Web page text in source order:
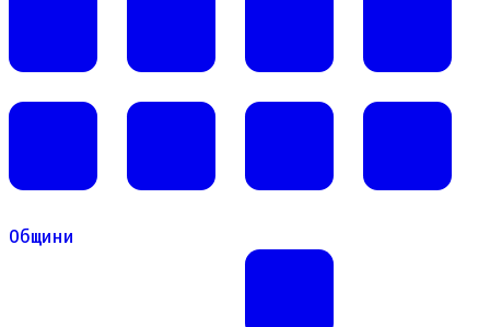
Общини